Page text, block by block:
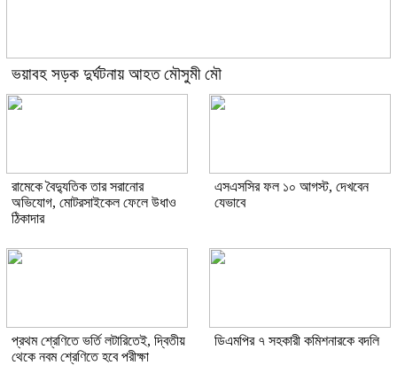
ভয়াবহ সড়ক দুর্ঘটনায় আহত মৌসুমী মৌ
রামেকে বৈদ্যুতিক তার সরানোর
অভিযোগ, মোটরসাইকেল ফেলে উধাও
ঠিকাদার
এসএসসির ফল ১০ আগস্ট, দেখবেন
যেভাবে
প্রথম শ্রেণিতে ভর্তি লটারিতেই, দ্বিতীয়
থেকে নবম শ্রেণিতে হবে পরীক্ষা
ডিএমপির ৭ সহকারী কমিশনারকে বদলি